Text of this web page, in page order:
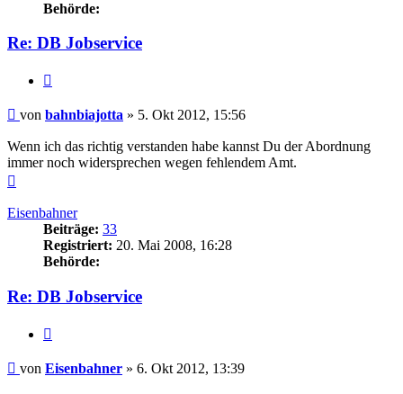
Behörde:
Re: DB Jobservice
Beitrag
von bahnbiajotta » 5. Okt 2012, 15:56
Wenn ich das richtig verstanden habe kannst Du der Abordnung
immer noch widersprechen wegen fehlendem Amt.
Eisenbahner
Beiträge: 33
Registriert: 20. Mai 2008, 16:28
Behörde:
Re: DB Jobservice
Beitrag
von Eisenbahner » 6. Okt 2012, 13:39